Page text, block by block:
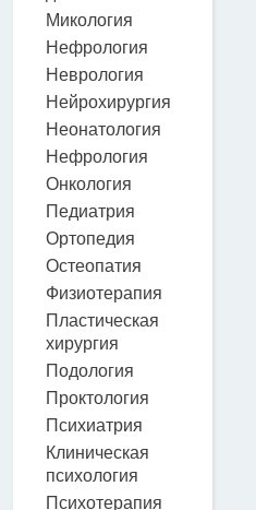
Микология
Нефрология
Неврология
Нейрохирургия
Неонатология
Нефрология
Онкология
Педиатрия
Ортопедия
Остеопатия
Физиотерапия
Пластическая
хирургия
Подология
Проктология
Психиатрия
Клиническая
психология
Психотерапия